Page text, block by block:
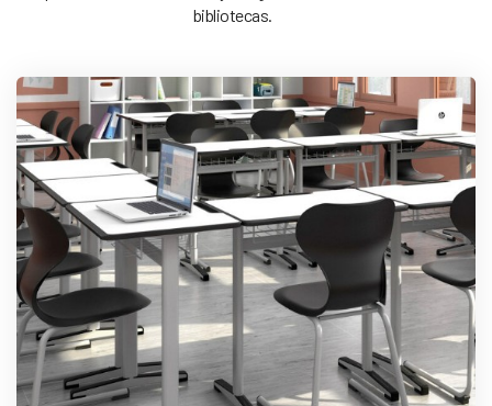
bibliotecas.